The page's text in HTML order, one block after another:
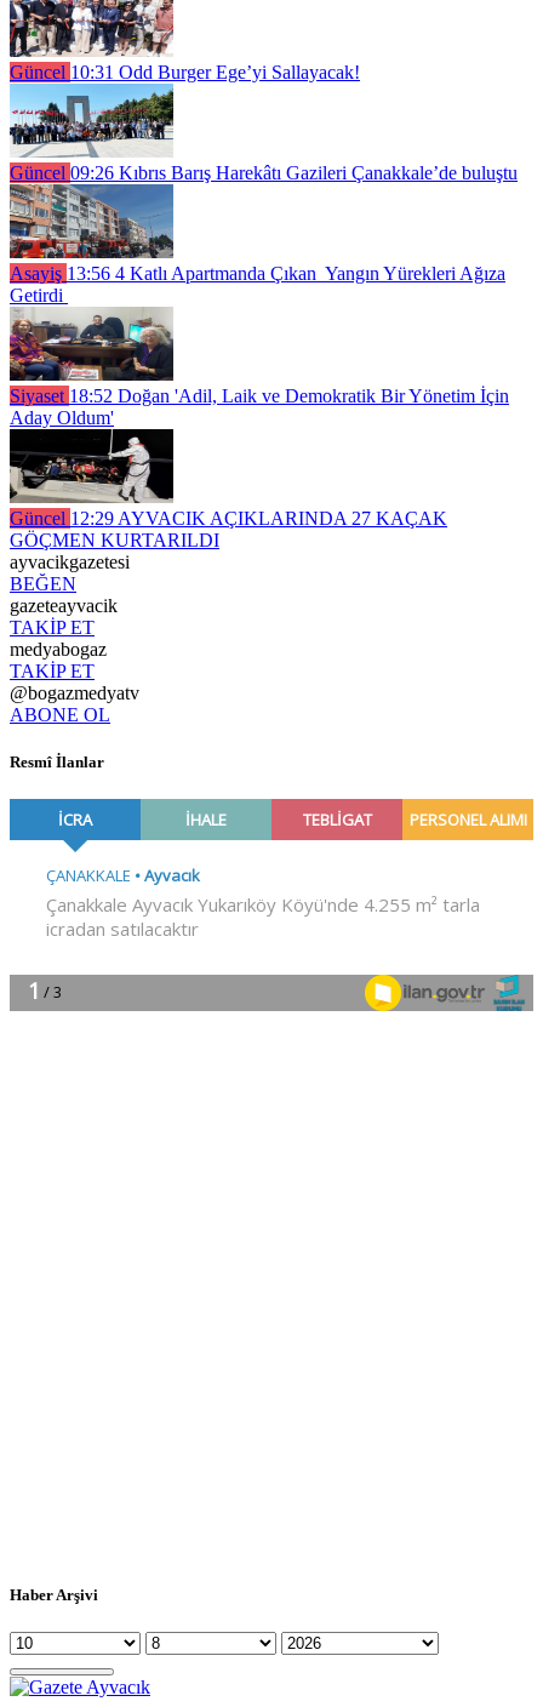
Güncel 10:31 Odd Burger Ege’yi Sallayacak!
Güncel 09:26 Kıbrıs Barış Harekâtı Gazileri Çanakkale’de buluştu
Asayiş 13:56 4 Katlı Apartmanda Çıkan Yangın Yürekleri Ağıza
Getirdi
Siyaset 18:52 Doğan 'Adil, Laik ve Demokratik Bir Yönetim İçin
Aday Oldum'
Güncel 12:29 AYVACIK AÇIKLARINDA 27 KAÇAK
GÖÇMEN KURTARILDI
ayvacikgazetesi
BEĞEN
gazeteayvacik
TAKİP ET
medyabogaz
TAKİP ET
@bogazmedyatv
ABONE OL
Resmî İlanlar
Haber Arşivi